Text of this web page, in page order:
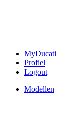
MyDucati
Profiel
Logout
Modellen